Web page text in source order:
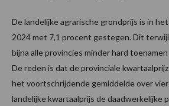
De landelijke agrarische grondprijs is in
2024 met 7,1 procent gestegen. Dit
bijna alle provincies minder hard
De reden is dat de provinciale
het voortschrijdende gemiddelde over
landelijke kwartaalprijs de daadwerkelijke